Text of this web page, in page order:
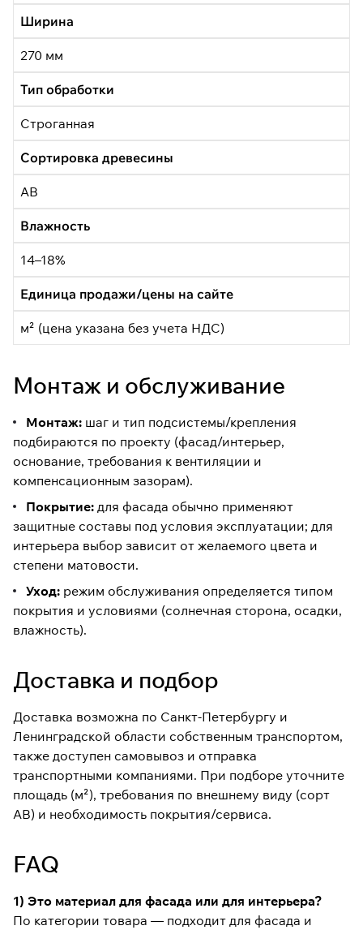
Ширина
270 мм
Тип обработки
Строганная
Сортировка древесины
АВ
Влажность
14–18%
Единица продажи/цены на сайте
м² (цена указана без учета НДС)
Монтаж и обслуживание
Монтаж: шаг и тип подсистемы/крепления
подбираются по проекту (фасад/интерьер,
основание, требования к вентиляции и
компенсационным зазорам).
Покрытие: для фасада обычно применяют
защитные составы под условия эксплуатации; для
интерьера выбор зависит от желаемого цвета и
степени матовости.
Уход: режим обслуживания определяется типом
покрытия и условиями (солнечная сторона, осадки,
влажность).
Доставка и подбор
Доставка возможна по Санкт-Петербургу и
Ленинградской области собственным транспортом,
также доступен самовывоз и отправка
транспортными компаниями. При подборе уточните
площадь (м²), требования по внешнему виду (сорт
АВ) и необходимость покрытия/сервиса.
FAQ
1) Это материал для фасада или для интерьера?
По категории товара — подходит для фасада и